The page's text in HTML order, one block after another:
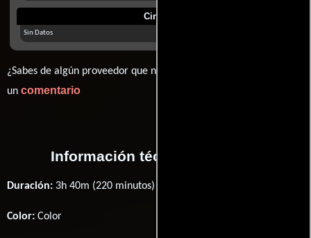
Cines
Sin Datos
¿Sabes de algún proveedor que no estamos mostrando? déjanos
un comentario
Información técnica y general
Duración: 3h 40m (220 minutos) .
Color: Color